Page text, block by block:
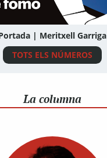
| Meritxell Garriga
TOTS ELS NÚMEROS
La columna